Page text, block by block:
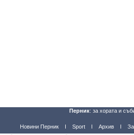
Перник: за хората и
Новини Перник Sport Архив